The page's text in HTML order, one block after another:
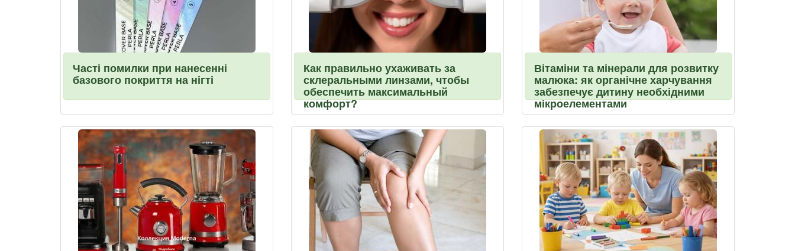
Часті помилки при нанесенні
базового покриття на нігті
Как правильно ухаживать за
склеральными линзами, чтобы
обеспечить максимальный
комфорт?
Вітаміни та мінерали для розвитку
малюка: як органічне харчування
забезпечує дитину необхідними
мікроелементами